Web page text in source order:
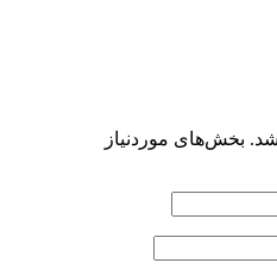
بخش‌های موردنیاز